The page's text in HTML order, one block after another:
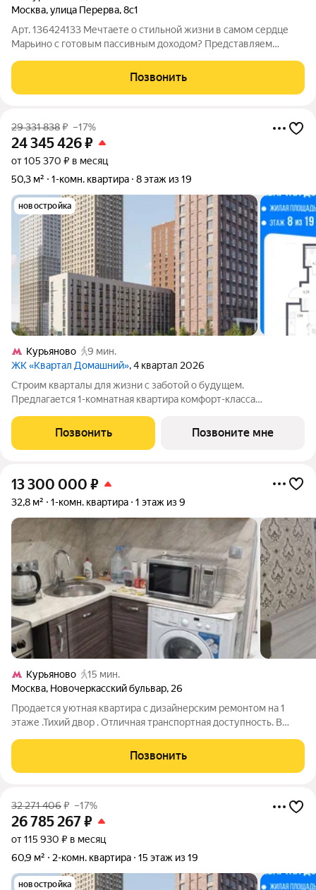
Москва,улица Перерва,8с1
Арт. 136424133 Мечтаете о стильной жизни в самом сердце
Марьино с готовым пассивным доходом? Представляем
влюбиться с первого взгляда! Уникальный Лофт с
Антресольным Этажом и Дизайнерским Ремонтом
Позвонить
29 331 838₽ –17%
24 345 426₽
от 105 370 ₽ в месяц
50,3 м²
1-комн. квартира 8 этаж из 19
новостройка
Курьяново
9 мин.
ЖК «Квартал Домашний», 4 квартал 2026
Строим кварталы для жизни с заботой о будущем.
Предлагается 1-комнатная квартира комфорт-класса
этаже, в жилом комплексе "Квартал Домашний".Застройщик
сдает квартиры с отделкой в нескольких
Позвонить Позвоните мне
13 300 000 ₽
32,8 м² 1-комн. квартира 1 этаж из 9
Курьяново
15 мин.
Москва, Новочеркасский бульвар, 26
Продается уютная квартира с дизайнерским ремонтом на 1
этаже .Тихий двор . Отличная транспортная доступность. В
этаже. Это идеальный вариант для тех, кто ценит комфорт
«въезжай и живи»: выполнен
Позвонить
32 271 406₽ –17%
26 785 267₽
от 115 930 ₽ в месяц
60,9 м²
2-комн. квартира 15 этаж из 19
новостройка